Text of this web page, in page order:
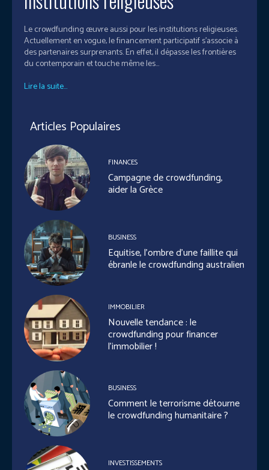
Le crowdfunding œuvre aussi pour les institutions religieuses.
Actuellement en vogue, le financement participatif s'associe à
des partenaires surprenants. En effet, il dépasse les frontières
du contemporain et touche même les...
Lire la suite...
Articles Populaires
FINANCES
Campagne de crowdfunding,
aider la Grèce
BUSINESS
Equitise, l’ombre d’une faillite qui
ébranle le crowdfunding australien
IMMOBILIER
Nouvelle tendance : le
crowdfunding pour financer
l’immobilier !
BUSINESS
Comment le terrorisme détourne
le crowdfunding humanitaire ?
INVESTISSEMENTS